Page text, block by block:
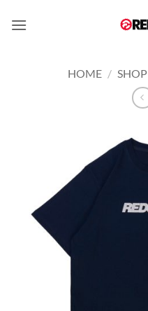
HOME / SHOP